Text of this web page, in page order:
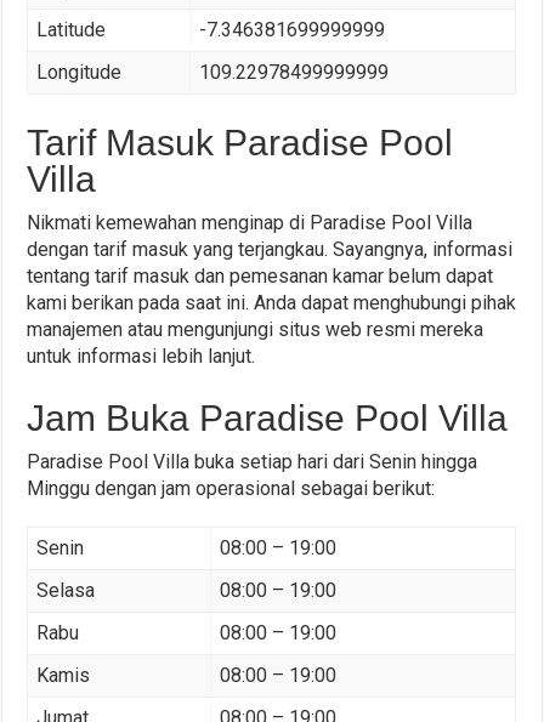
Latitude
-7.346381699999999
Longitude
109.22978499999999
Tarif Masuk Paradise Pool
Villa
Nikmati kemewahan menginap di Paradise Pool Villa
dengan tarif masuk yang terjangkau. Sayangnya, informasi
tentang tarif masuk dan pemesanan kamar belum dapat
kami berikan pada saat ini. Anda dapat menghubungi pihak
manajemen atau mengunjungi situs web resmi mereka
untuk informasi lebih lanjut.
Jam Buka Paradise Pool Villa
Paradise Pool Villa buka setiap hari dari Senin hingga
Minggu dengan jam operasional sebagai berikut:
Senin
08:00 – 19:00
Selasa
08:00 – 19:00
Rabu
08:00 – 19:00
Kamis
08:00 – 19:00